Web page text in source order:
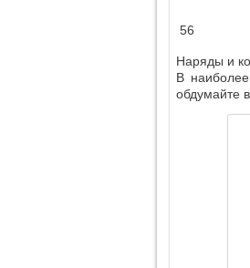
56
Наряды и
В
обдумайте